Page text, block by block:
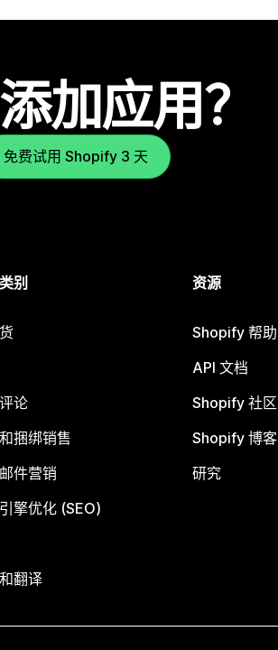
加应用？
免费试用 Shopify 3 天
别
论
捆绑销售
件营销
擎优化 (SEO)
翻译
资源
Shopify 帮
API 文档
Shopify 社区
Shopify 博客
研究